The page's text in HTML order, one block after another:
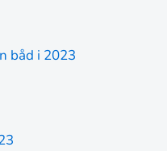
båd i 2023